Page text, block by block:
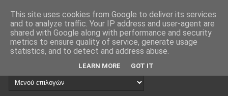
This site uses cookies from Google to deliver its services
and to analyze traffic. Your IP address and user-agent are
shared with Google along with performance and security
metrics to ensure quality of service, generate usage
statistics, and to detect and address abuse.
LEARN MORE GOT IT